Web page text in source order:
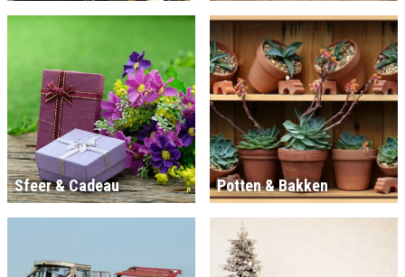
Sfeer & Cadeau Potten & Bakken